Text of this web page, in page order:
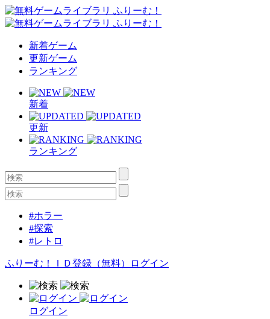
新着ゲーム
更新ゲーム
ランキング
新着
更新
ランキング
#ホラー
#探索
#レトロ
ふりーむ！ＩＤ登録（無料） ログイン
ログイン